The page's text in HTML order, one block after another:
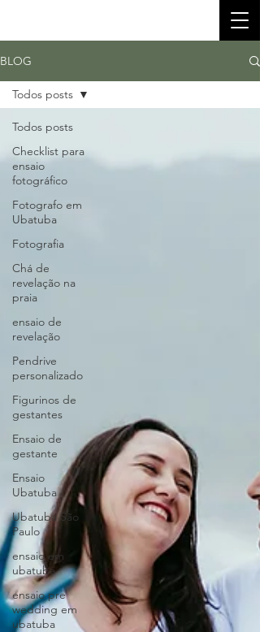
BLOG
Todos posts
Checklist para
ensaio
fotográfico
Fotografo em
Ubatuba
Fotografia
Chá de
revelação na
praia
ensaio de
revelação
Pendrive
personalizado
Figurinos de
gestantes
Ensaio de
gestante
Ensaio
Ubatuba
Ubatuba São
Paulo
ensaio em
ubatuba
ensaio pre
wedding em
ubatuba
Todos posts